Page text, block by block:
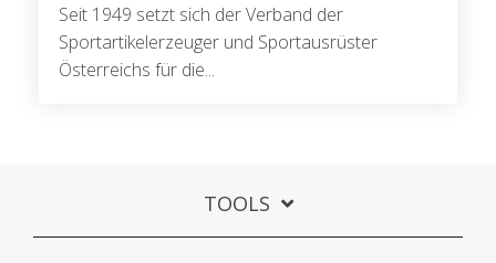
Seit 1949 setzt sich derVerband der
Sportartikelerzeuger und Sportausrüster
Österreichs für die...
TOOLS